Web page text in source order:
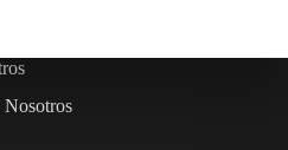
Nosotros